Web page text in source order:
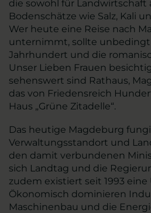
die sowohl für Landwirtschaft
Bodenschätze wie Salz, Kali
Wer heute eine Reise nach
unternimmt, sollte unbedingt
Jahrhundert und die
Unser Lieben Frauen
sehenswert sind Rathaus,
das von Friedensreich
Haus „Grüne Zitadelle“.
Das heutige Magdeburg
Verwaltungsstandort und
den damit verbundenen
sich Landtag und die
zudem existiert seit 1993 eine
Ökonomisch dominieren
Maschinenbau und die